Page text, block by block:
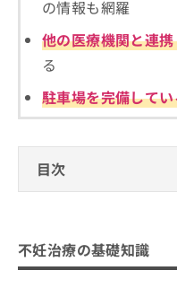
の情報も網羅
他の医療機関と連
る
駐車場を完備して
目次
不妊治療を検討す
不妊治療を受け
ばいい？
不妊治療の基礎知識
りま
クリ
ニッ
クの
約・
症状
相談
はで
きま
承く
ださ
無
報
拡
申
み
は
ら
料
の
請
ら